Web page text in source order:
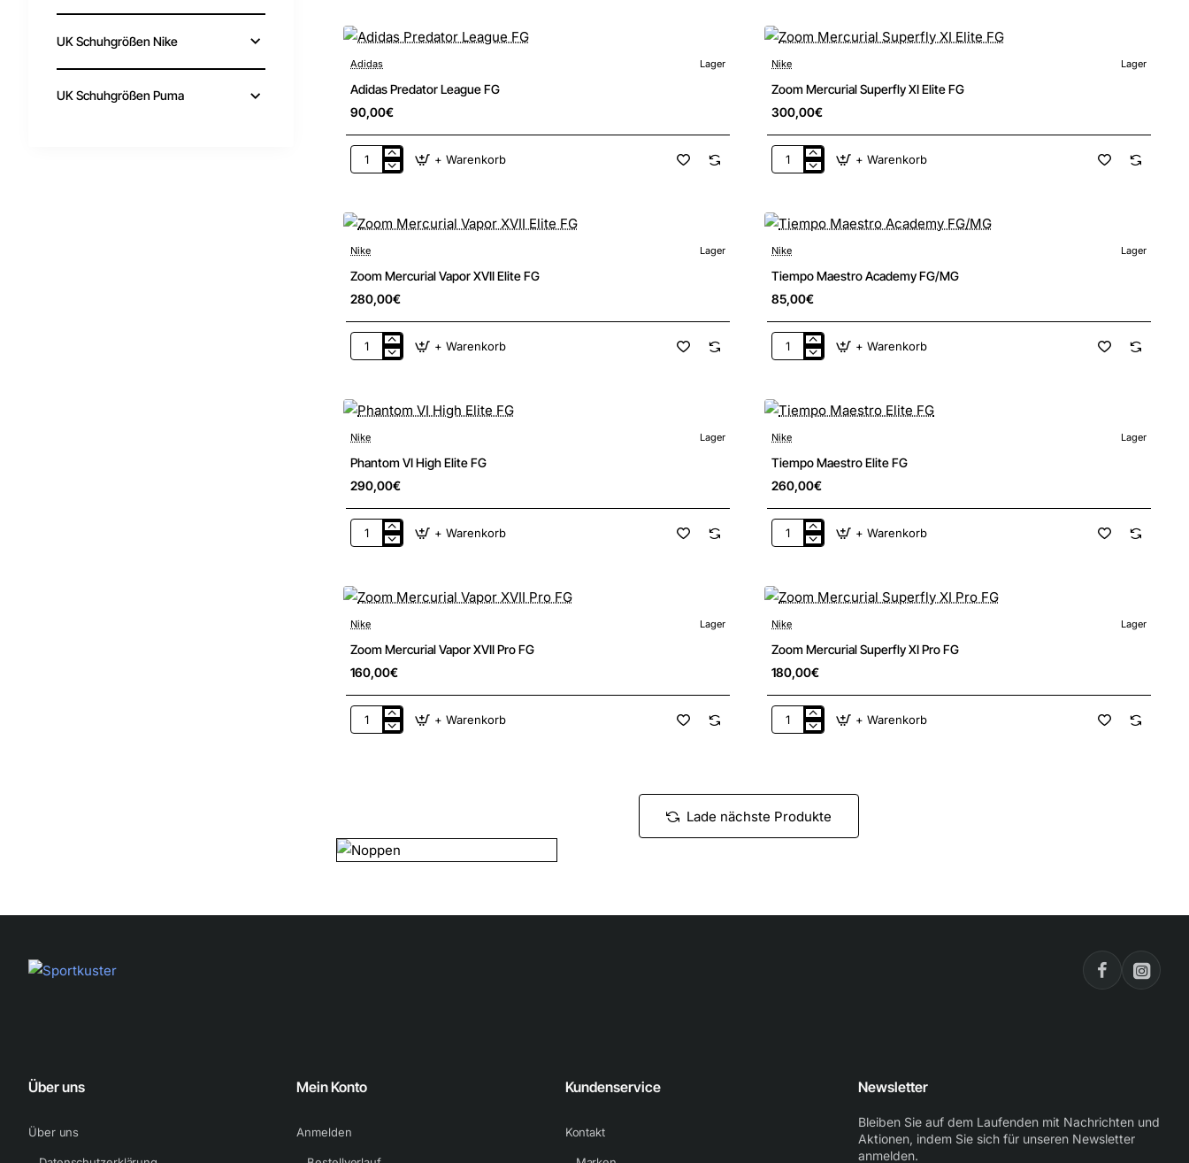
UK Schuhgrößen Nike
UK Schuhgrößen Puma
FG
Pro
New
Adidas Lager
Adidas Predator League FG
90,00€
Adidas
+ Warenkorb
New
Nike Lager
Zoom Mercurial Superfly XI Elite FG
300,00€
Zoom
Elite
+ Warenkorb
New
Nike Lager
Zoom Mercurial Vapor XVII Elite FG
280,00€
Zoom
Elite
+ Warenkorb
New
Nike Lager
Tiempo Maestro Academy FG/MG
85,00€
Tiempo
+ Warenkorb
New
Nike Lager
Phantom VI High Elite FG
290,00€
Phantom
FG
+ Warenkorb
New
Nike Lager
Tiempo Maestro Elite FG
260,00€
Tiempo
+ Warenkorb
New
Nike Lager
Zoom Mercurial Vapor XVII Pro FG
160,00€
Zoom
+ Warenkorb
New
Nike Lager
Zoom Mercurial Superfly XI Pro FG
180,00€
Zoom
FG
+ Warenkorb
Lade nächste Produkte
Über uns
Über uns
Mein Konto
Anmelden
Kundenservice
Kontakt
Newsletter
Bleiben Sie auf dem Laufenden mit Nachrichten und
Aktionen, indem Sie sich für unseren Newsletter
anmelden.